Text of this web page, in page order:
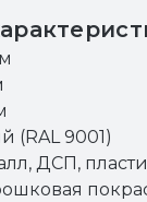
(RAL 9001)
ДСП,